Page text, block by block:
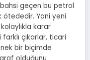
bahsi geçen bu petrol
ötededir. Yani yeni
karar
çıkarlar, ticari
bir biçimde